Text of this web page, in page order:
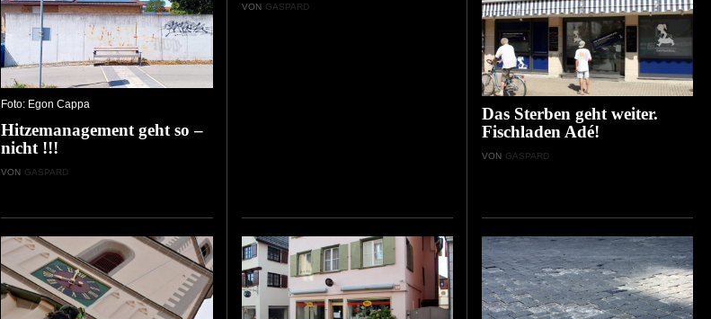
Foto: Egon Cappa
Hitzemanagement geht so –
nicht !!!
VON GASPARD
VON GASPARD
Das Sterben geht weiter.
Fischladen Adé!
VON GASPARD